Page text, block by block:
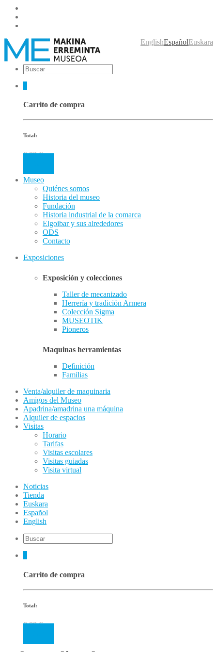
Euskara
Español
English
Carrito de compra
Total:
0.00€
Museo
Quiénes somos
Historia del museo
Fundación
Historia industrial de la comarca
Elgoibar y sus alrededores
ODS
Contacto
Exposiciones
Exposición y colecciones
Taller de mecanizado
Herrería y tradición Armera
Colección Sigma
MUSEOTIK
Pioneros
Maquinas herramientas
Definición
Familias
Venta/alquiler de maquinaria
Amigos del Museo
Apadrina/amadrina una máquina
Alquiler de espacios
Visitas
Horario
Tarifas
Visitas escolares
Visitas guiadas
Visita virtual
Noticias
Tienda
Euskara
Español
English
Carrito de compra
Total:
0.00€